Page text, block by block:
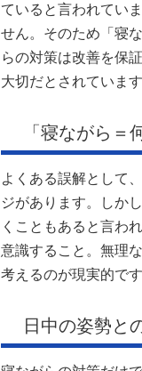
ていると言われてい
せん。そのため「寝
らの対策は改善を保
大切だとされています
「寝ながら＝
よくある誤解として
ジがあります。しか
くこともあると言わ
意識すること。無理
考えるのが現実的です
日中の姿勢と